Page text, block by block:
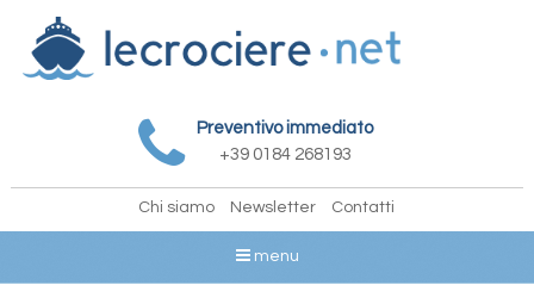
Preventivo immediato
+39 0184 268193
Chi siamo Newsletter Contatti
menu